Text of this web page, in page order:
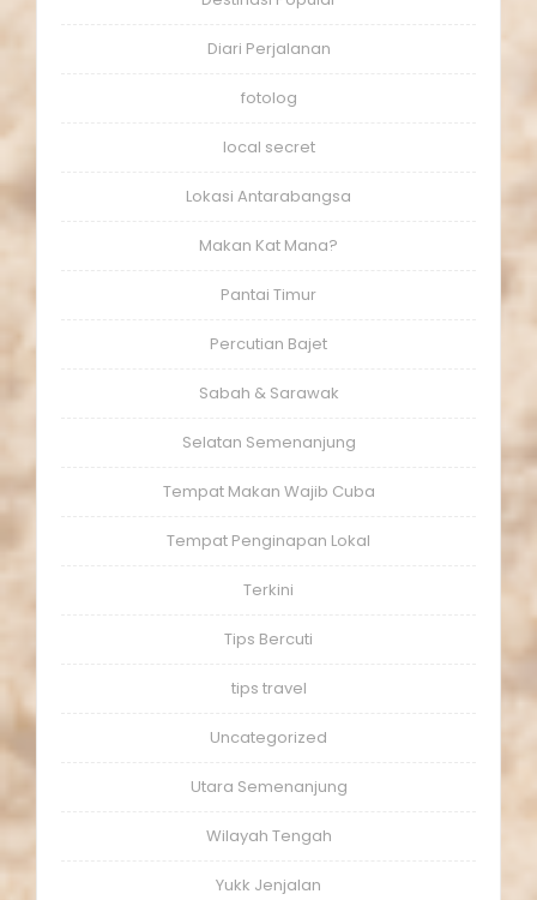
Diari Perjalanan
fotolog
local secret
Lokasi Antarabangsa
Makan Kat Mana?
Pantai Timur
Percutian Bajet
Sabah & Sarawak
Selatan Semenanjung
Tempat Makan Wajib Cuba
Tempat Penginapan Lokal
Terkini
Tips Bercuti
tips travel
Uncategorized
Utara Semenanjung
Wilayah Tengah
Yukk Jenjalan